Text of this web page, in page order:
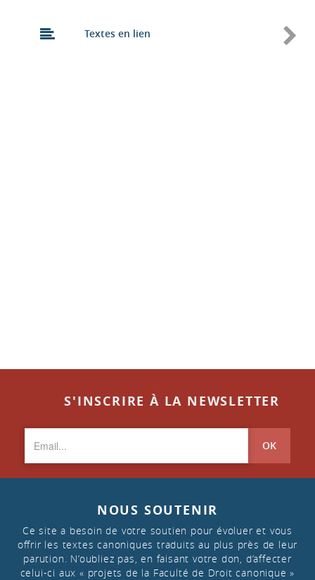
Textes en lien
S'INSCRIRE À LA NEWSLETTER
OK
NOUS SOUTENIR
Ce site a besoin de votre soutien pour évoluer et vous
offrir les textes canoniques traduits au plus près de leur
parution. N’oubliez pas, en faisant votre don, d’affecter
celui-ci aux « projets de la Faculté de Droit canonique »